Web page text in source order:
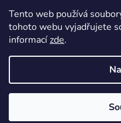
Tento web používá
tohoto webu vyjadřujete
informacízde.